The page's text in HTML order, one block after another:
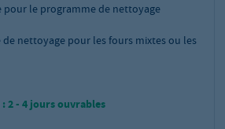
pour le programme de nettoyage
nettoyage pour les fours mixtes ou les
2 - 4 jours ouvrables